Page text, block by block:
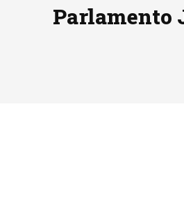
Parlamento